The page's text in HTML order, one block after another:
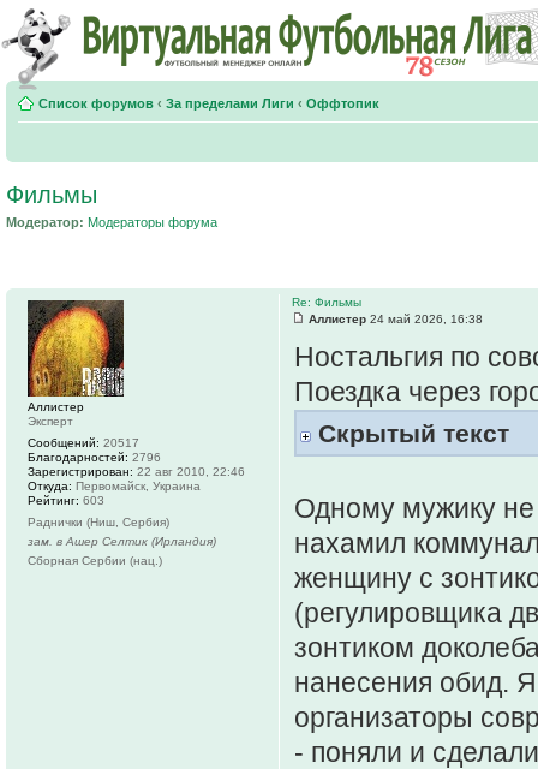
Список форумов ‹ За пределами Лиги ‹ Оффтопик
Фильмы
Модератор: Модераторы форума
Re: Фильмы
Аллистер 24 май 2026, 16:38
Ностальгия по
Поездка через
Скрытый текст
Одному мужику не
нахамил
женщину с
(регулировщика
зонтиком
нанесения обид.
организаторы
- поняли и
Аллистер
Эксперт
Сообщений: 20517
Благодарностей: 2796
Зарегистрирован: 22 авг 2010, 22:46
Откуда: Первомайск, Украина
Рейтинг: 603
Раднички (Ниш, Сербия)
зам. в Ашер Селтик (Ирландия)
Сборная Сербии (нац.)